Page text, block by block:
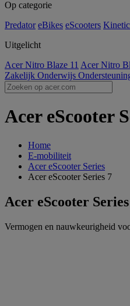
Op categorie
Predator eBikes eScooters
Uitgelicht
Acer Nitro Blaze 11 Acer Nitro
Zakelijk Onderwijs
Acer eScooter
Home
E-mobiliteit
Acer eScooter Series
Acer eScooter Series 7
Acer eScooter
Vermogen en nauwkeurigheid